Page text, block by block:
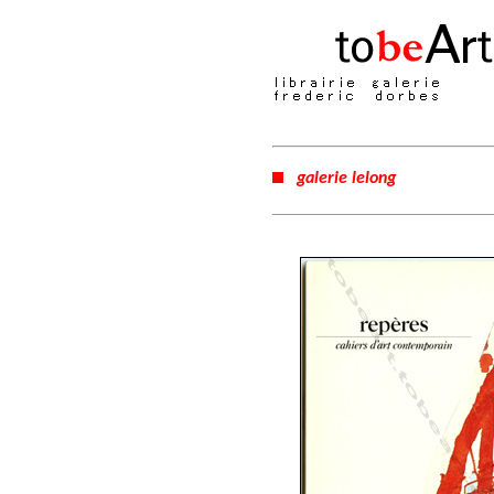
galerie lelong